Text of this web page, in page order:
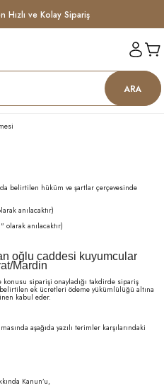
Hızlı ve Kolay Sipariş
ARA
belirtilen hüküm ve şartlar çerçevesinde
anılacaktır)
olarak anılacaktır)
oğlu caddesi kuyumcular
Mardin
siparişi onayladığı takdirde sipariş
ek ücretleri ödeme yükümlülüğü altına
kabul eder.
aşağıda yazılı terimler karşılarındaki
Kanun’u,